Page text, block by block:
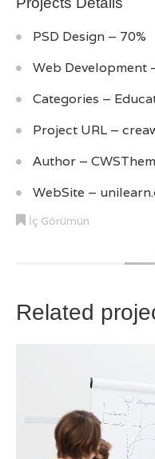
PSD Design – 70%
Web Development
Categories –
Project URL –
Author –
WebSite –
İç Görümün
Related